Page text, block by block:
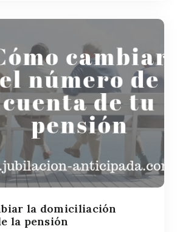
la domiciliación
la pensión